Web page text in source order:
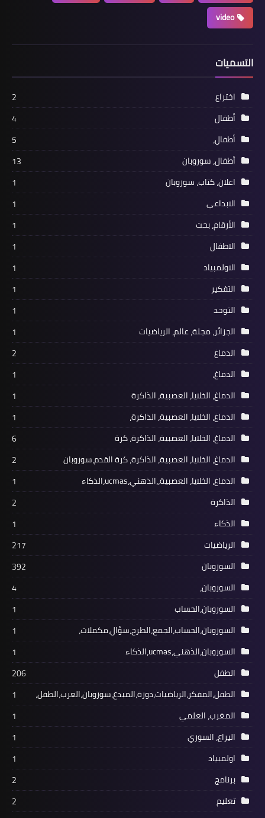
video
التسميات
اختراع
2
أطفال
4
أطفال،
5
أطفال، سوروبان
13
اعلان، كتاب، سوروبان
1
الابداعي
1
الأرقام، بحث
1
الاطفال
1
الاولمبياد
1
التفكير
1
التوحد
1
الجزائر، مجلة، عالم، الرياضيات
1
الدماغ
2
الدماغ،
1
الدماغ، الخلايا، العصبية، الذاكرة
1
الدماغ، الخلايا، العصبية، الذاكرة،
1
الدماغ، الخلايا، العصبية، الذاكرة، كرة
6
الدماغ، الخلايا، العصبية، الذاكرة، كرة القدم،سوروبان
2
الدماغ، الخلايا، العصبية،،الذهني،ucmas،الذكاء
1
الذاكرة
2
الذكاء
1
الرياضيات
217
السوروبان
392
السوروبان،
4
السوروبان،الحساب
1
السوروبان،الحساب،الجمع،الطرح،سؤال،مكملات،
1
السوروبان،الذهني،ucmas،الذكاء
1
الطفل
206
الطفل،المفكر،الرياضيات،دورة،المبدع،سوروبان،العرب،الطفل،
1
المغرب، العلمي
1
اليراع، السوري
1
اولمبياد
1
برنامج
2
تعليم
2